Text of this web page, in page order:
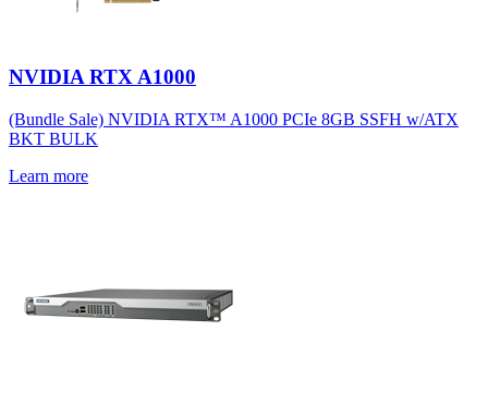
NVIDIA RTX A1000
(Bundle Sale) NVIDIA RTX™ A1000 PCIe 8GB SSFH w/ATX
BKT BULK
Learn more